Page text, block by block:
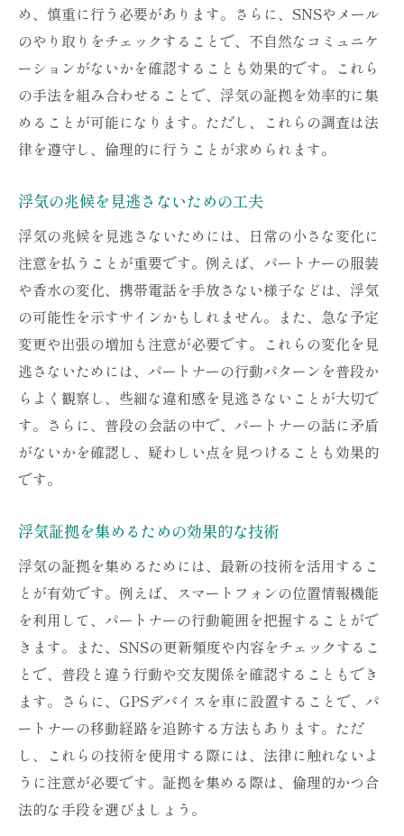
め、慎重に行う必要があります。さらに、SNSやメール
のやり取りをチェックすることで、不自然なコミュニケ
ーションがないかを確認することも効果的です。これら
の手法を組み合わせることで、浮気の証拠を効率的に集
めることが可能になります。ただし、これらの調査は法
律を遵守し、倫理的に行うことが求められます。
浮気の兆候を見逃さないための工夫
浮気の兆候を見逃さないためには、日常の小さな変化に
注意を払うことが重要です。例えば、パートナーの服装
や香水の変化、携帯電話を手放さない様子などは、浮気
の可能性を示すサインかもしれません。また、急な予定
変更や出張の増加も注意が必要です。これらの変化を見
逃さないためには、パートナーの行動パターンを普段か
らよく観察し、些細な違和感を見逃さないことが大切で
す。さらに、普段の会話の中で、パートナーの話に矛盾
がないかを確認し、疑わしい点を見つけることも効果的
です。
浮気証拠を集めるための効果的な技術
浮気の証拠を集めるためには、最新の技術を活用するこ
とが有効です。例えば、スマートフォンの位置情報機能
を利用して、パートナーの行動範囲を把握することがで
きます。また、SNSの更新頻度や内容をチェックするこ
とで、普段と違う行動や交友関係を確認することもでき
ます。さらに、GPSデバイスを車に設置することで、パ
ートナーの移動経路を追跡する方法もあります。ただ
し、これらの技術を使用する際には、法律に触れないよ
うに注意が必要です。証拠を集める際は、倫理的かつ合
法的な手段を選びましょう。